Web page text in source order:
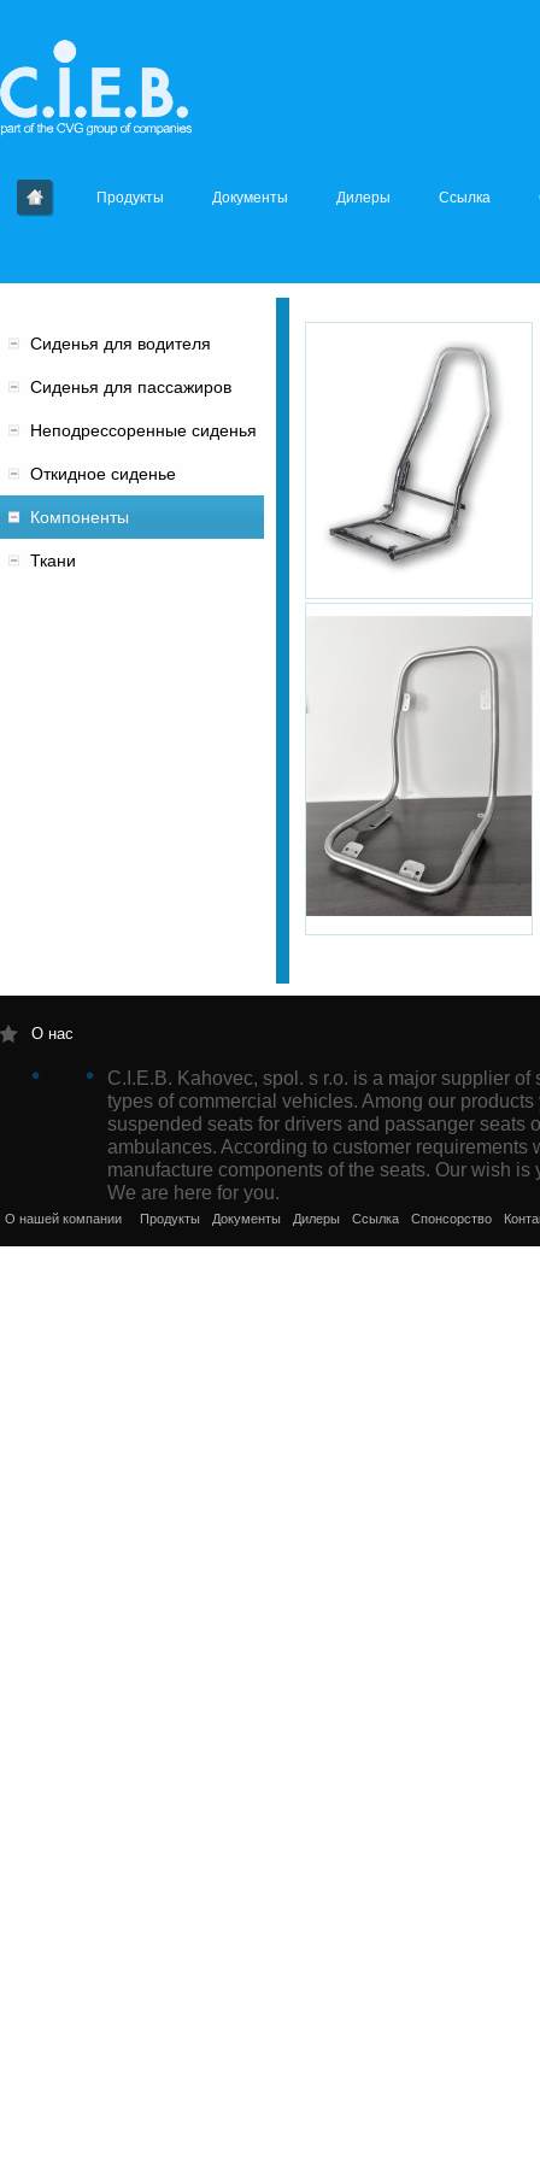
Продукты Документы Дилеры Cсылка
Сиденья для водителя
Сиденья для пассажиров
Неподрессоренные сиденья
Откидное сиденье
Компоненты
Ткани
О нас
C.I.E.B. Kahovec, spol. s r.o. is a major supplier of
types of commercial vehicles. Among our products
suspended seats for drivers and passanger seats
ambulances. According to customer requirements
manufacture components of the seats. Our wish is
We are here for you.
O нашей компании Продукты Документы Дилеры Cсылка Cпонсорство